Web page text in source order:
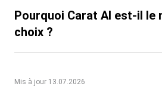
Pourquoi Carat AI est-il le
choix ?
Mis à jour 13.07.2026